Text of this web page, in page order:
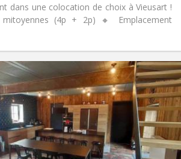
dans une colocation de choix à Vieusart !
(4p + 2p) 🔸 Emplacement
Praktische Informatie
Huur:
460 €
Kosten:
80 €
Duur:
11 maanden, 10 maanden
Domiciliëring:
Toegelaten
Inrichting